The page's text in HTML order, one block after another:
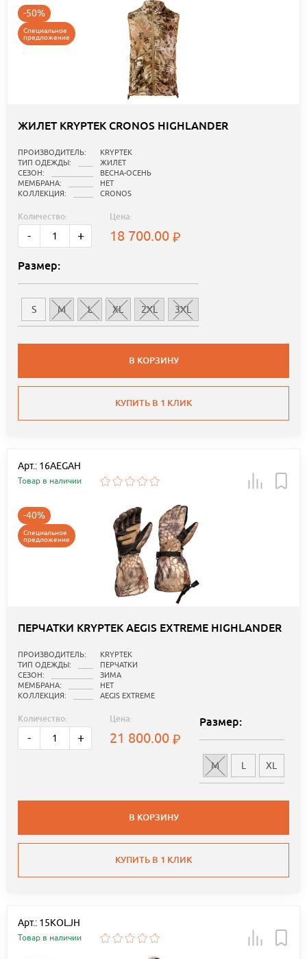
-50%
Специальное
предложение
ЖИЛЕТ KRYPTEK CRONOS HIGHLANDER
ПРОИЗВОДИТЕЛЬ:
KRYPTEK
ТИП ОДЕЖДЫ:
ЖИЛЕТ
СЕЗОН:
ВЕСНА-ОСЕНЬ
МЕМБРАНА:
НЕТ
КОЛЛЕКЦИЯ:
CRONOS
Количество:
- +
Цена:
18 700.00
Размер:
S M L XL 2XL 3XL
В КОРЗИНУ
КУПИТЬ В 1 КЛИК
Арт.: 16AEGAH
Товар в наличии
-40%
Специальное
предложение
ПЕРЧАТКИ KRYPTEK AEGIS EXTREME HIGHLANDER
ПРОИЗВОДИТЕЛЬ:
KRYPTEK
ТИП ОДЕЖДЫ:
ПЕРЧАТКИ
СЕЗОН:
ЗИМА
МЕМБРАНА:
НЕТ
КОЛЛЕКЦИЯ:
AEGIS EXTREME
Количество:
- +
Цена:
21 800.00
Размер:
M L XL
В КОРЗИНУ
КУПИТЬ В 1 КЛИК
Арт.: 15KOLJH
Товар в наличии